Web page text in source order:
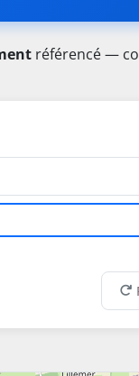
référencé —